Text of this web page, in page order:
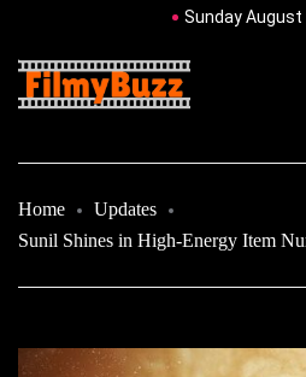
Sunday August
Home
Updates
Sunil Shines in High-Energy Item